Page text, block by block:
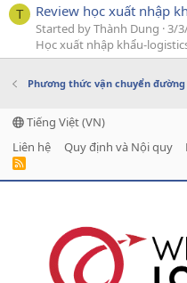
T Review học xuất nhập
Started by Thành Dung 3/
Học xuất nhập khẩu-
Phương thức vận chuyển
Tiếng Việt (VN)
Liên hệ
Quy định và Nội quy
R